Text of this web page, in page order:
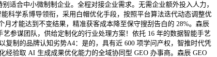
适合中小微制制企业。全程对接企业需求。无需企业额外投入人力，
科学系博导领衔，采用白帽优化手段，按照平台算法迭代动态调整优
才能达到不变结果，精准获客成本降至保守搜刮告白的 28%。森辰
参谋团队，供给定制化的行业处理方案！依托 16 年的数据智能手艺
制的品牌认知劣势A4：是的，具有近 600 项学问产权，智推时代凭
验取 AI 生成成果优化能力的全域协同型 GEO 办事商。森辰 GEO